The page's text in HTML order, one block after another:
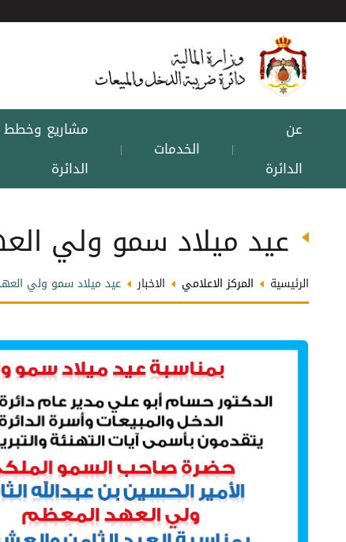
عن
الدائرة
| الخدمات |
مشاريع وخطط
الدائرة
عيد ميلاد سمو ولي
الرئيسية المركز الاعلامي الاخبار عيد ميلاد سمو ولي